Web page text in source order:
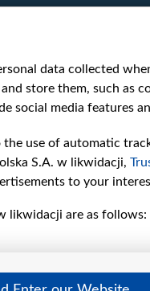
Вайна
data collected
store them, such as
social media features
use of automatic
S.A. w likwidacji,
to your
likwidacji are as follows: